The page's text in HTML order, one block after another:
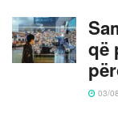
që
03/